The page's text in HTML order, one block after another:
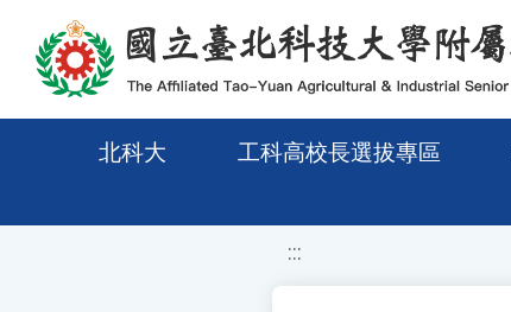
移至網頁之主要內容區位置
北科大 工科高校長選拔專區
:::